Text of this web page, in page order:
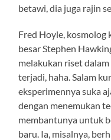
betawi, dia juga rajin
Fred Hoyle, kosmolog
besar Stephen
melakukan riset
terjadi, haha. Salam
eksperimennya suka
dengan menemukan
membantunya untuk
baru. Ia, misalnya,